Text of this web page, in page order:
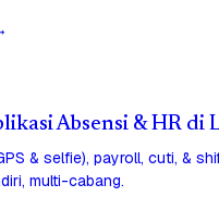
Absensi & HR di
& selfie), payroll, cuti, &
multi-cabang.